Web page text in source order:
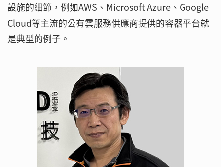
設施的細節，例如AWS、Microsoft Azure、Google
Cloud等主流的公有雲服務供應商提供的容器平台就
是典型的例子。